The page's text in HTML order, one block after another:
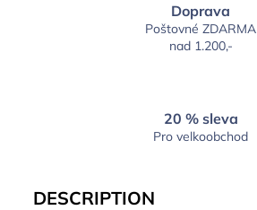
Doprava
Poštovné ZDARMA
nad 1.200,-
20 % sleva
Pro velkoobchod
DESCRIPTION